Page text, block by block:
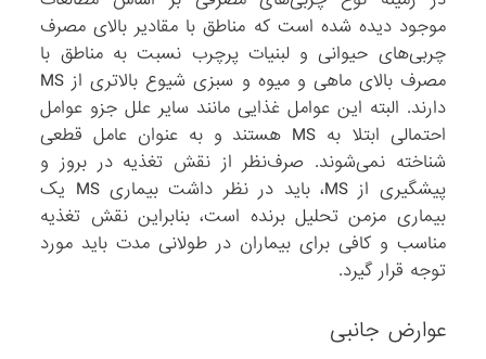
موجود دیده شده است که مناطق با مقادیر بالای مصرف
چربی‌های حیوانی و لبنیات پرچرب نسبت به مناطق با
مصرف بالای ماهی و میوه و سبزی شیوع بالاتری از MS
دارند. البته این عوامل غذایی مانند سایر علل جزو عوامل
احتمالی ابتلا به MS هستند و به عنوان عامل قطعی
شناخته نمی‌شوند. صرف‌نظر از نقش تغذیه در بروز و
پیشگیری از MS، باید در نظر داشت بیماری MS یک
بیماری مزمن تحلیل برنده است، بنابراین نقش تغذیه
مناسب و کافی برای بیماران در طولانی مدت باید مورد
توجه قرار گیرد.
عوارض جانبی